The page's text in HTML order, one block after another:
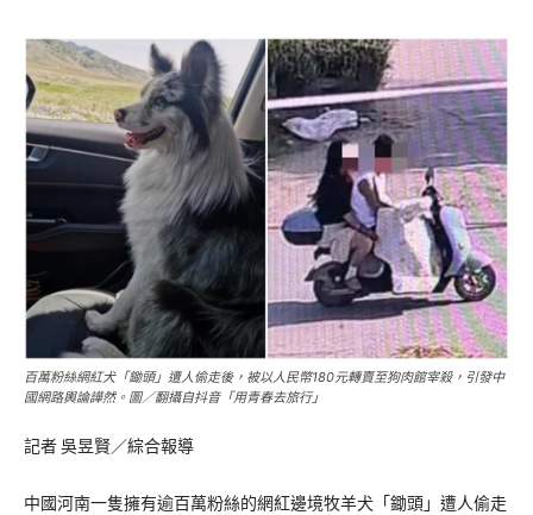
百萬粉絲網紅犬「鋤頭」遭人偷走後，被以人民幣180元轉賣至狗肉館宰殺，引發中
國網路輿論譁然。圖／翻攝自抖音「用青春去旅行」
記者 吳昱賢／綜合報導
中國河南一隻擁有逾百萬粉絲的網紅邊境牧羊犬「鋤頭」遭人偷走